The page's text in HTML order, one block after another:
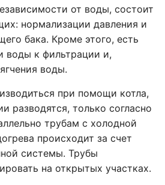
от воды, состоит
нормализации давления и
бака. Кроме этого, есть
воды к фильтрации и,
воды.
при помощи котла,
разводятся, только согласно
трубам с холодной
происходит за счет
системы. Трубы
на открытых участках.